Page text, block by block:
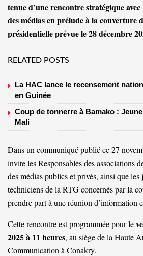
tenue d’une rencontre stratégique avec
des médias en prélude à la couverture
présidentielle prévue le 28 décembre
RELATED POSTS
La HAC lance le recensement
en Guinée
Coup de tonnerre à Bamako :
Mali
Dans un communiqué publié ce 27
invite les Responsables des associations
des médias publics et privés, ainsi que les
techniciens de la RTG concernés par la
prendre part à une réunion d’information
Cette rencontre est programmée pour le
2025 à 11 heures, au siège de la Haute
Communication à Conakry.